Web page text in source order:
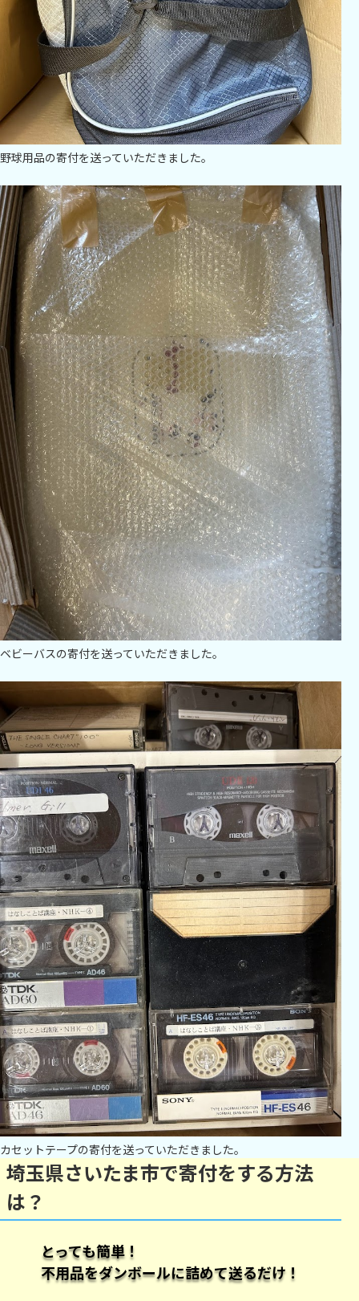
野球用品の寄付を送っていただきました。
ベビーバスの寄付を送っていただきました。
カセットテープの寄付を送っていただきました。
埼玉県さいたま市で寄付をする方法
は？
とっても簡単！
不用品をダンボールに詰めて送るだけ！